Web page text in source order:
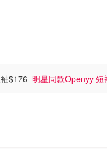
$176 明星同款Openyy 短